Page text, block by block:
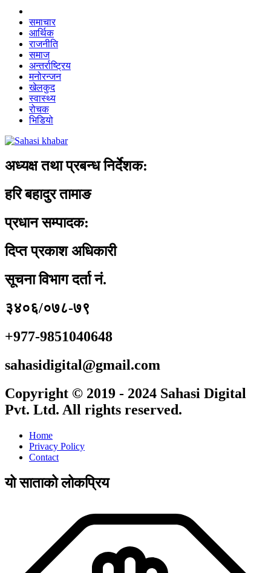
समाचार
आर्थिक
राजनीति
समाज
अन्तर्राष्ट्रिय
मनोरन्जन
खेलकुद
स्वास्थ्य
रोचक
भिडियो
अध्यक्ष तथा प्रबन्ध निर्देशक:
हरि बहादुर तामाङ
प्रधान सम्पादक:
दिप्त प्रकाश अधिकारी
सूचना विभाग दर्ता नं.
३४०६/०७८-७९
+977-9851040648
sahasidigital@gmail.com
Copyright © 2019 - 2024 Sahasi Digital
Pvt. Ltd. All rights reserved.
Home
Privacy Policy
Contact
यो साताको लोकप्रिय